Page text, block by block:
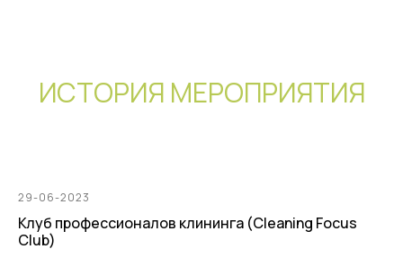
ИСТОРИЯ МЕРОПРИЯТИЯ
29-06-2023
Клуб профессионалов клининга (Cleaning Focus
Club)